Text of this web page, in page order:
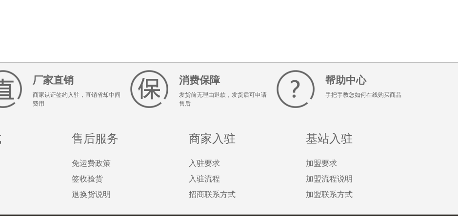
厂家直销
商家认证签约入驻，直销省却中间
费用
消费保障
发货前无理由退款，发货后可申请
售后
帮助中心
手把手教您如何在线购买商品
售后服务
免运费政策
签收验货
退换货说明
商家入驻
入驻要求
入驻流程
招商联系方式
基站入驻
加盟要求
加盟流程说明
加盟联系方式